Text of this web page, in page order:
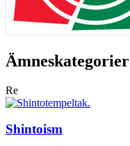
Ämneskategorier
Re
Shintoism